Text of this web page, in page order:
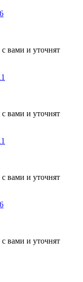
вами и уточнят
вами и уточнят
вами и уточнят
вами и уточнят